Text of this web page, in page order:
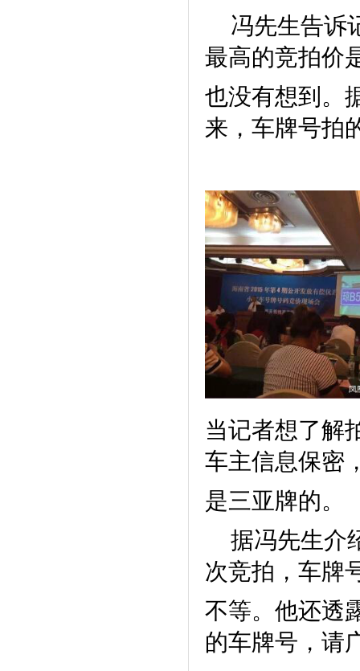
冯先生告诉
最高的竞拍价
也没有想到。
来，车牌号拍
当记者想了解
车主信息保密
是三亚牌的。
据冯先生介
次竞拍，车牌
不等。他还透
的车牌号，请